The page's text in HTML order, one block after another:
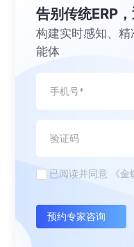
告别传统ERP
构建实时感知、
能体
已阅读并同意 《
预约专家咨询